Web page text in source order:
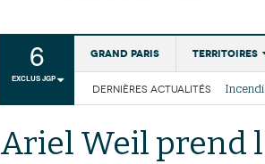
6
EXCLUS JGP
Grand Paris Territoires
Institutions
DERNIÈRES ACTUALITÉS
La
Les
Ariel Weil prend